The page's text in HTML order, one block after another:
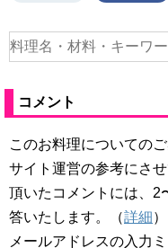
コメント
このお料理についての
サイト運営の参考にさせ
頂いたコメントには、2
答いたします。（詳細）
メールアドレスの入力